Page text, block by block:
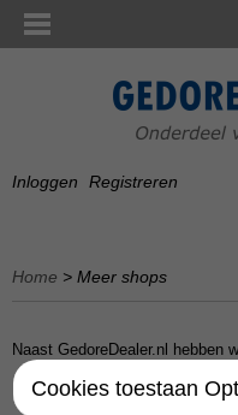
Inloggen Registreren
Home > Meer shops
Naast GedoreDealer.nl hebben
Cookies toestaan